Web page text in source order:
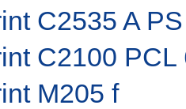
C2535 A PS
C2100 PCL
M205 f